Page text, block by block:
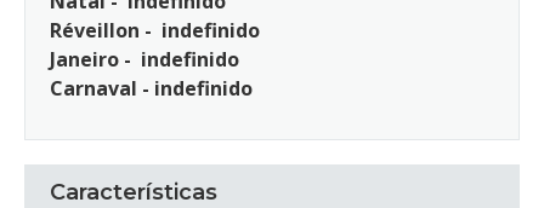
Réveillon - indefinido
Janeiro - indefinido
Carnaval - indefinido
Características